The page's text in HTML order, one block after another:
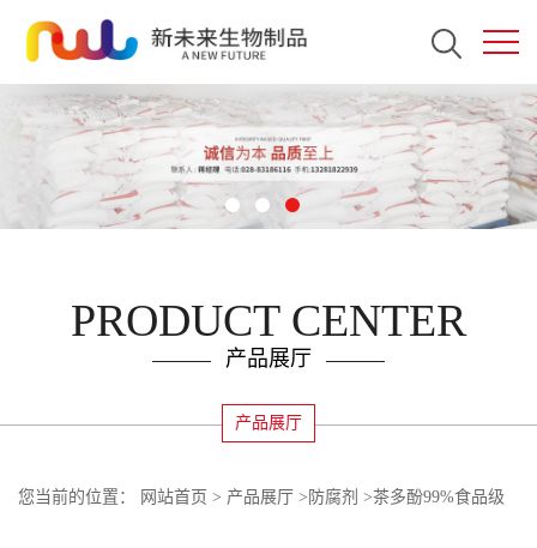
PRODUCT CENTER
产品展厅
产品展厅
您当前的位置： 网站首页 > 产品展厅 > 防腐剂 >茶多酚99%食品级